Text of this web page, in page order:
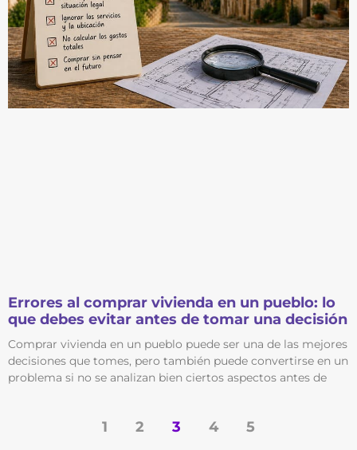
Errores al comprar vivienda en un pueblo: lo
que debes evitar antes de tomar una decisión
Comprar vivienda en un pueblo puede ser una de las mejores
decisiones que tomes, pero también puede convertirse en un
problema si no se analizan bien ciertos aspectos antes de
1 2 3 4 5